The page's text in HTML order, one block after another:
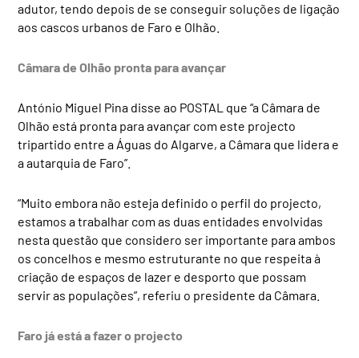
adutor, tendo depois de se conseguir soluções de ligação
aos cascos urbanos de Faro e Olhão.
Câmara de Olhão pronta para avançar
António Miguel Pina disse ao POSTAL que “a Câmara de
Olhão está pronta para avançar com este projecto
tripartido entre a Águas do Algarve, a Câmara que lidera e
a autarquia de Faro”.
“Muito embora não esteja definido o perfil do projecto,
estamos a trabalhar com as duas entidades envolvidas
nesta questão que considero ser importante para ambos
os concelhos e mesmo estruturante no que respeita à
criação de espaços de lazer e desporto que possam
servir as populações”, referiu o presidente da Câmara.
Faro já está a fazer o projecto